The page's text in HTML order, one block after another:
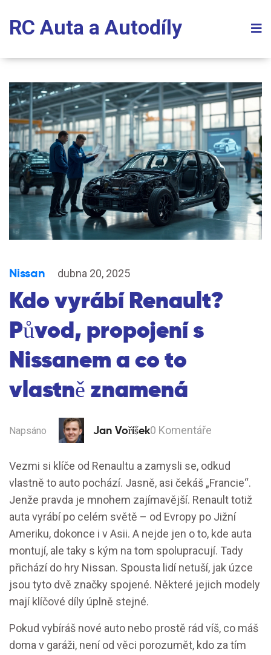
RC Auta a Autodíly
Nissan dubna 20, 2025
Kdo vyrábí Renault?
Původ, propojení s
Nissanem a co to
vlastně znamená
Napsáno Jan Voříšek0 Komentáře
Vezmi si klíče od Renaultu a zamysli se, odkud
vlastně to auto pochází. Jasně, asi čekáš „Francie“.
Jenže pravda je mnohem zajímavější. Renault totiž
auta vyrábí po celém světě – od Evropy po Jižní
Ameriku, dokonce i v Asii. A nejde jen o to, kde auta
montují, ale taky s kým na tom spolupracují. Tady
přichází do hry Nissan. Spousta lidí netuší, jak úzce
jsou tyto dvě značky spojené. Některé jejich modely
mají klíčové díly úplně stejné.
Pokud vybíráš nové auto nebo prostě rád víš, co máš
doma v garáži, není od věci porozumět, kdo za tím